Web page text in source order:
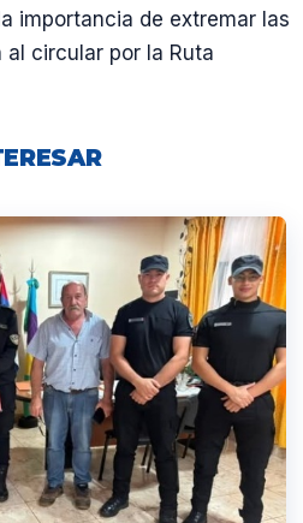
importancia de extremar las
circular por la Ruta